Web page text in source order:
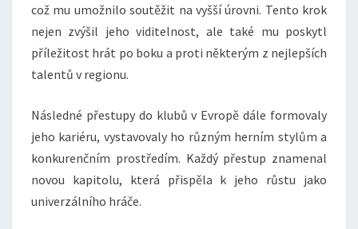
což mu umožnilo soutěžit na vyšší úrovni. Tento krok
nejen zvýšil jeho viditelnost, ale také mu poskytl
příležitost hrát po boku a proti některým z nejlepších
talentů v regionu.
Následné přestupy do klubů v Evropě dále formovaly
jeho kariéru, vystavovaly ho různým herním stylům a
konkurenčním prostředím. Každý přestup znamenal
novou kapitolu, která přispěla k jeho růstu jako
univerzálního hráče.